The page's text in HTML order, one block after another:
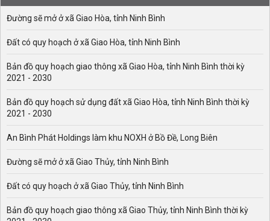
Đường sẽ mở ở xã Giao Hòa, tỉnh Ninh Bình
Đất có quy hoạch ở xã Giao Hòa, tỉnh Ninh Bình
Bản đồ quy hoạch giao thông xã Giao Hòa, tỉnh Ninh Bình thời kỳ
2021 - 2030
Bản đồ quy hoạch sử dụng đất xã Giao Hòa, tỉnh Ninh Bình thời kỳ
2021 - 2030
An Bình Phát Holdings làm khu NOXH ở Bồ Đề, Long Biên
Đường sẽ mở ở xã Giao Thủy, tỉnh Ninh Bình
Đất có quy hoạch ở xã Giao Thủy, tỉnh Ninh Bình
Bản đồ quy hoạch giao thông xã Giao Thủy, tỉnh Ninh Bình thời kỳ